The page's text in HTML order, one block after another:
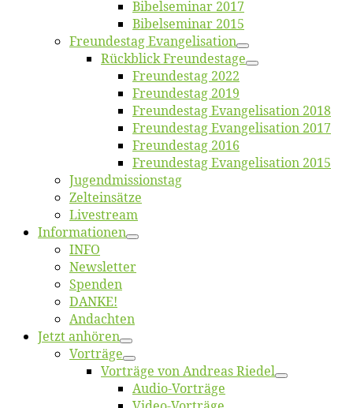
Bibelsemi­nar 2017
Bibelsemi­nar 2015
Freun­des­tag Evangelisation
Rück­blick Freundestage
Freun­des­tag 2022
Freun­des­tag 2019
Freun­des­tag Evan­ge­li­sa­ti­on 2018
Freun­des­tag Evan­ge­li­sa­ti­on 2017
Freun­des­tag 2016
Freun­des­tag Evan­ge­li­sa­ti­on 2015
Jugend­mis­sions­tag
Zelt­ein­sät­ze
Live­stream
Informatio­nen
INFO
News­let­ter
Spen­den
DANKE!
An­dach­ten
Jetzt an­hö­ren
Vor­trä­ge
Vor­trä­ge von An­dre­as Riedel
Au­dio-Vor­trä­ge